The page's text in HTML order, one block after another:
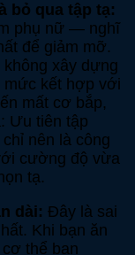
bỏ qua tập tạ:
phụ nữ — nghĩ
để giảm mỡ.
xây dựng
mức kết hợp với
mất cơ bắp,
Ưu tiên tập
nên là công
cường độ vừa
tạ.
dài: Đây là sai
Khi bạn ăn
thể bạn